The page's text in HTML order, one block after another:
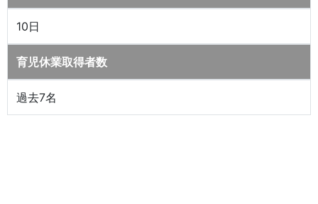
10日
育児休業取得者数
過去7名